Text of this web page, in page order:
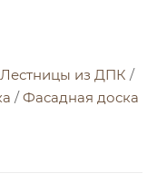
Лестницы из ДПК /
/Фасадная доска